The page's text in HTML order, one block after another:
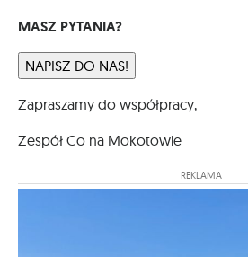
MASZ PYTANIA?
NAPISZ DO NAS!
Zapraszamy do współpracy,
Zespół Co na Mokotowie
REKLAMA